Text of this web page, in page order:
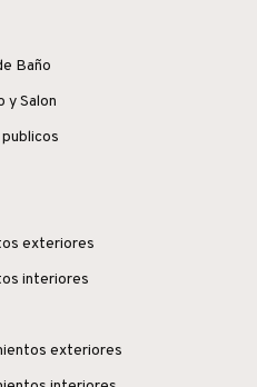
Baño
y Salon
exteriores
interiores
exteriores